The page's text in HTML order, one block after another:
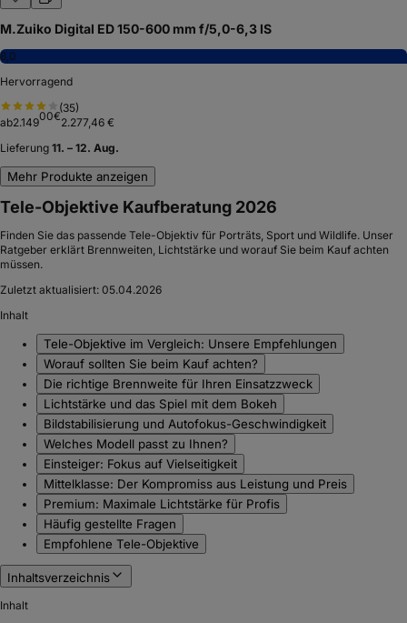
M.Zuiko Digital ED 150-600 mm f/5,0-6,3 IS
8,0
Hervorragend
(35)
ab2.14900€2.277,46 €
Lieferung 11. – 12. Aug.
Mehr Produkte anzeigen
Tele-Objektive Kaufberatung 2026
Finden Sie das passende Tele-Objektiv für Porträts, Sport und Wildlife. Unser
Ratgeber erklärt Brennweiten, Lichtstärke und worauf Sie beim Kauf achten
müssen.
Zuletzt aktualisiert: 05.04.2026
Inhalt
Tele-Objektive im Vergleich: Unsere Empfehlungen
Worauf sollten Sie beim Kauf achten?
Die richtige Brennweite für Ihren Einsatzzweck
Lichtstärke und das Spiel mit dem Bokeh
Bildstabilisierung und Autofokus-Geschwindigkeit
Welches Modell passt zu Ihnen?
Einsteiger: Fokus auf Vielseitigkeit
Mittelklasse: Der Kompromiss aus Leistung und Preis
Premium: Maximale Lichtstärke für Profis
Häufig gestellte Fragen
Empfohlene Tele-Objektive
Inhaltsverzeichnis
Inhalt